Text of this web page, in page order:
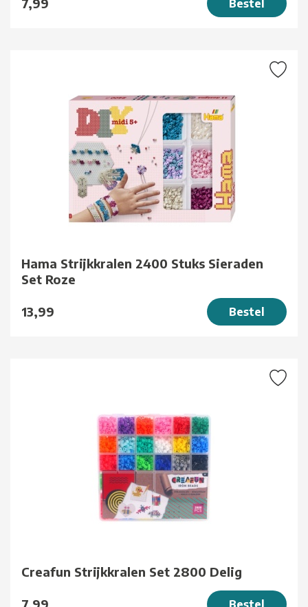
Bestel
Hama Strijkkralen 2400 Stuks Sieraden
Set Roze
13,99 Bestel
Creafun Strijkkralen Set 2800 Delig
Bestel